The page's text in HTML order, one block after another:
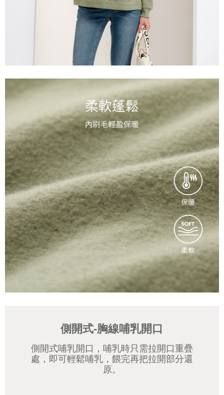
側開式-胸線哺乳開口
側開式哺乳開口，哺乳時只需拉開口重疊
處，即可輕鬆哺乳，餵完再把拉開部分還
原。